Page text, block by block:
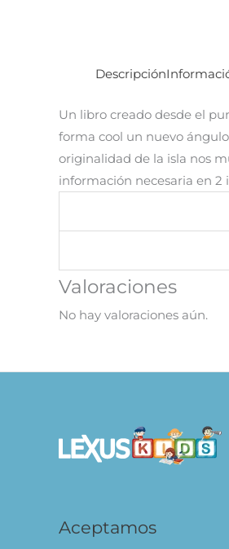
Descripción
Un libro creado desde el
forma cool un nuevo
originalidad de la isla nos
información necesaria en 2
Valoraciones
No hay valoraciones aún.
Aceptamos